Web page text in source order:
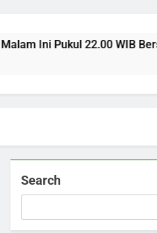
Pukul 22.00 WIB
Search